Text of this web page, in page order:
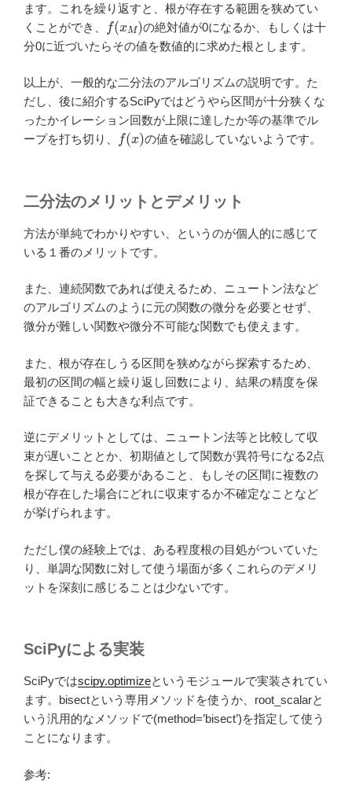
ます。これを繰り返すと、根が存在する範囲を狭めてい
くことができ、
(x M) の絶対値が0になるか、もしくは十
分0に近づいたらその値を数値的に求めた根とします。
以上が、一般的な二分法のアルゴリズムの説明です。た
だし、後に紹介するSciPyではどうやら区間が十分狭くな
ったかイレーション回数が上限に達したか等の基準でル
ープを打ち切り、
(x の値を確認していないようです。
二分法のメリットとデメリット
方法が単純でわかりやすい、というのが個人的に感じて
いる１番のメリットです。
また、連続関数であれば使えるため、ニュートン法など
のアルゴリズムのように元の関数の微分を必要とせず、
微分が難しい関数や微分不可能な関数でも使えます。
また、根が存在しうる区間を狭めながら探索するため、
最初の区間の幅と繰り返し回数により、結果の精度を保
証できることも大きな利点です。
逆にデメリットとしては、ニュートン法等と比較して収
束が遅いこととか、初期値として関数が異符号になる2点
を探して与える必要があること、もしその区間に複数の
根が存在した場合にどれに収束するか不確定なことなど
が挙げられます。
ただし僕の経験上では、ある程度根の目処がついていた
り、単調な関数に対して使う場面が多くこれらのデメリ
ットを深刻に感じることは少ないです。
SciPyによる実装
SciPyではscipy.optimizeというモジュールで実装されてい
ます。bisectという専用メソッドを使うか、root_scalarと
いう汎用的なメソッドで(method=’bisect’)を指定して使う
ことになります。
参考: